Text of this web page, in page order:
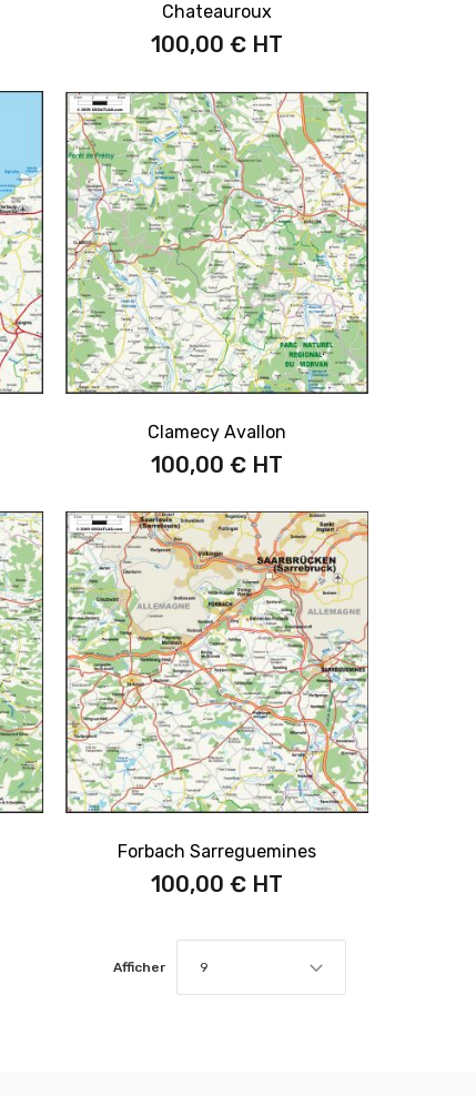
Chateauroux
100,00 €
Clamecy Avallon
100,00 €
Forbach Sarreguemines
100,00 €
Afficher 9